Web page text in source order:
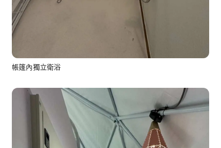
帳篷內獨立衛浴